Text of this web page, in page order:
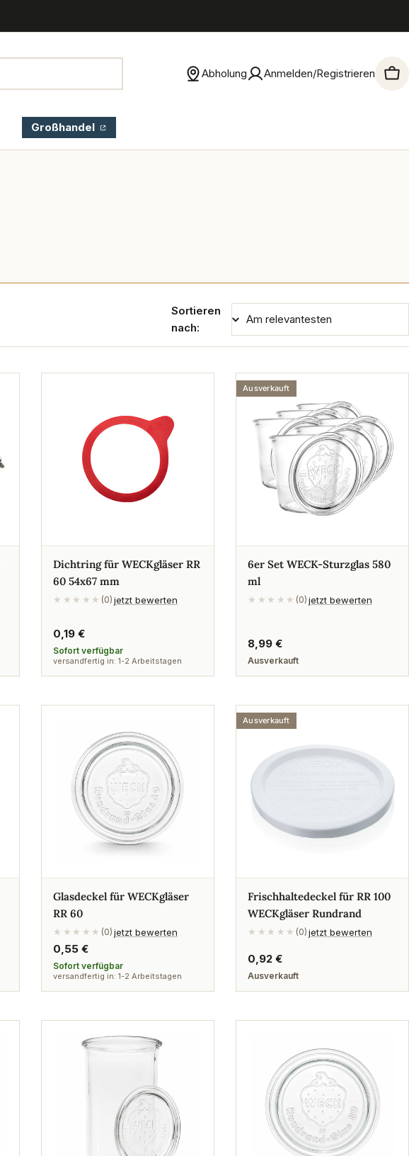
Abholung Anmelden/Registrieren
Großhandel
Sortieren
nach:
Dichtring für WECKgläser RR
60 54x67 mm
★★★★★ (0) jetzt bewerten
Regulärer
Preis
0,19 €
Sofort verfügbar
versandfertig in: 1-2 Arbeitstagen
Ausverkauft
6er Set WECK-Sturzglas 580
ml
★★★★★ (0) jetzt bewerten
Regulärer
Preis
8,99 €
Ausverkauft
Glasdeckel für WECKgläser
RR 60
★★★★★ (0) jetzt bewerten
Regulärer
Preis
0,55 €
Sofort verfügbar
versandfertig in: 1-2 Arbeitstagen
Ausverkauft
Frischhaltedeckel für RR 100
WECKgläser Rundrand
★★★★★ (0) jetzt bewerten
Regulärer
Preis
0,92 €
Ausverkauft